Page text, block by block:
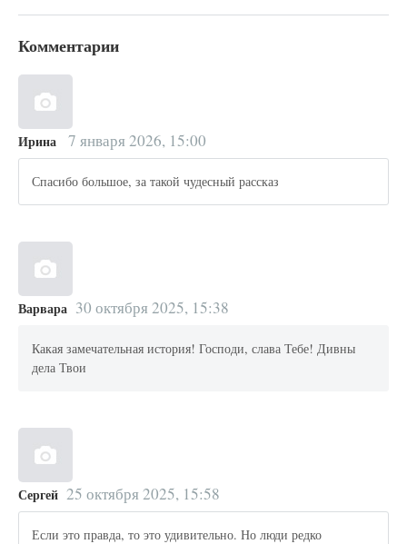
Комментарии
Ирина 7 января 2026, 15:00
Спасибо большое, за такой чудесный рассказ
Варвара 30 октября 2025, 15:38
Какая замечательная история! Господи, слава Тебе! Дивны
дела Твои
Сергей 25 октября 2025, 15:58
Если это правда, то это удивительно. Но люди редко